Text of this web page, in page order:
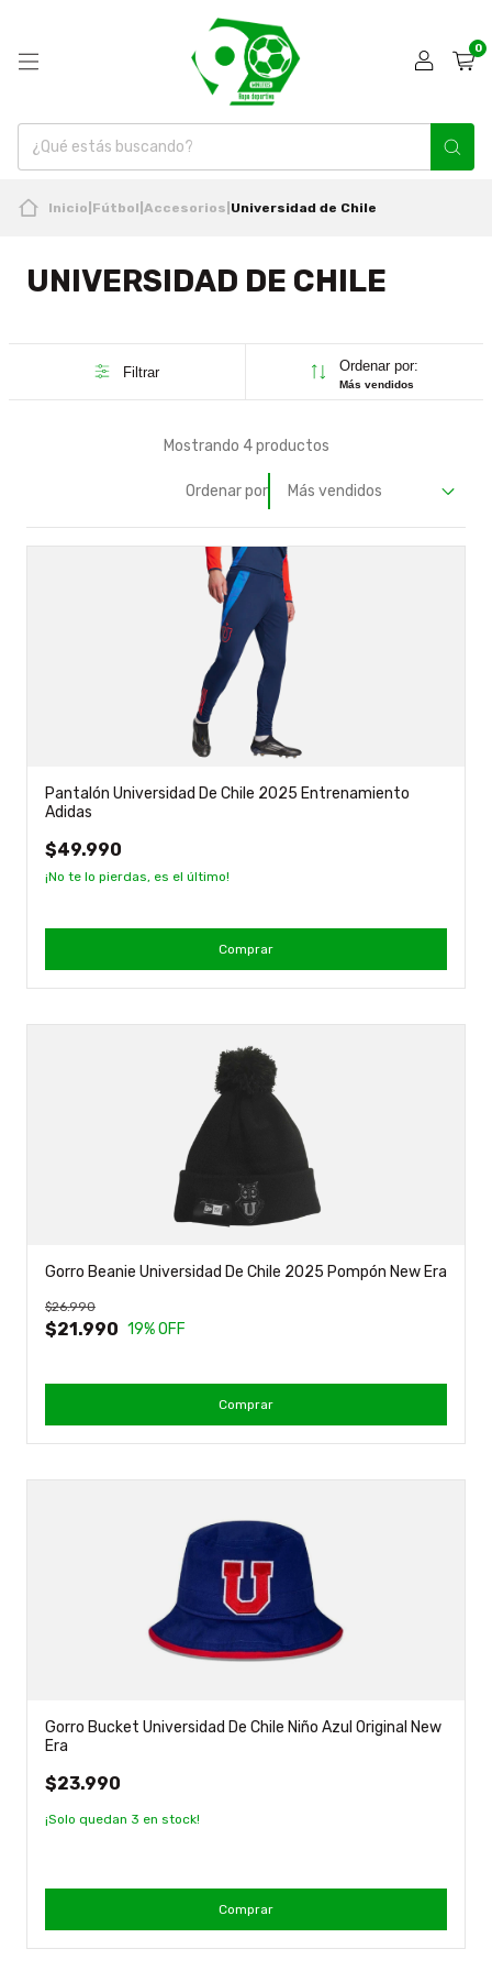
0
Inicio Fútbol Accesorios Universidad de Chile
UNIVERSIDAD DE CHILE
Filtrar Ordenar por:
Más vendidos
Mostrando 4 productos
Ordenar por
Pantalón Universidad De Chile 2025 Entrenamiento
Adidas
$49.990
¡No te lo pierdas, es el último!
Comprar
Gorro Beanie Universidad De Chile 2025 Pompón New Era
$21.990
$26.990
19% OFF
Comprar
Gorro Bucket Universidad De Chile Niño Azul Original New
Era
$23.990
¡Solo quedan 3 en stock!
Comprar